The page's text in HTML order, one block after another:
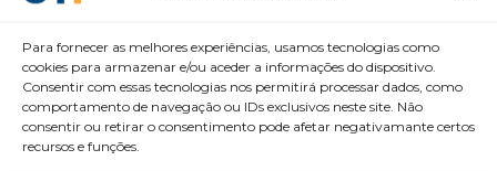
Para fornecer as melhores experiências, usamos tecnologias como
cookies para armazenar e/ou aceder a informações do dispositivo.
Consentir com essas tecnologias nos permitirá processar dados, como
comportamento de navegação ou IDs exclusivos neste site. Não
consentir ou retirar o consentimento pode afetar negativamante certos
recursos e funções.
Desenvolvemos Pessoas e Organizações
GTI Portugal – Formação Profissional, S.A.